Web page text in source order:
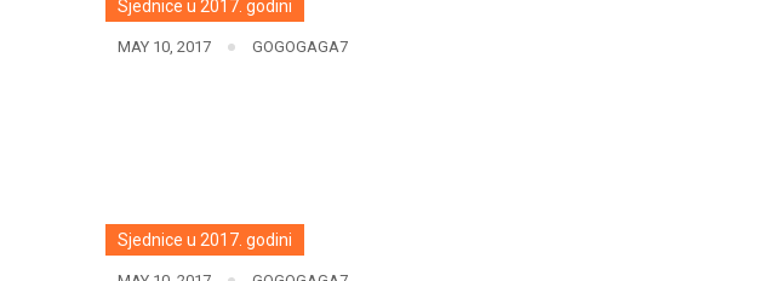
Sjednice u 2017. godini
MAY 10, 2017 GOGOGAGA7
Sjednice u 2017. godini